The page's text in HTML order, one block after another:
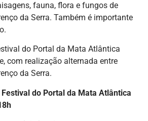
fauna, flora e fungos de
da Serra. Também é importante
do Portal da Mata Atlântica
com realização alternada entre
da Serra.
Festival do Portal da Mata Atlântica